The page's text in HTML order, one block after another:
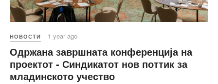
НОВОСТИ 1 year ago
Одржана завршната конференција на
проектот - Синдикатот нов поттик за
младинското учество